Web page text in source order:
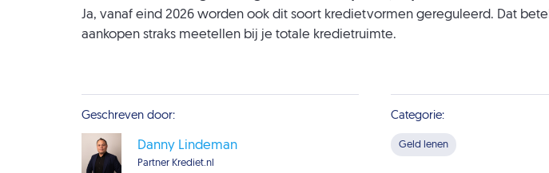
Ja, vanaf eind 2026 worden ook dit soort kredietvormen gereguleerd. Dat
aankopen straks meetellen bij je totale kredietruimte.
Geschreven door:
Danny Lindeman
Partner Krediet.nl
Categorie:
Geld lenen